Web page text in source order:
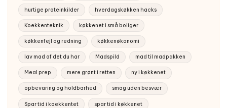
hurtige proteinkilder hverdagskøkken hacks
Koekkenteknik køkkenet i små boliger
køkkenfejl og redning køkkenøkonomi
lav mad af det du har Madspild mad til madpakken
Meal prep mere grønt i retten ny i køkkenet
opbevaring og holdbarhed smag uden besvær
Spar tid i koekkentet spar tid i køkkenet